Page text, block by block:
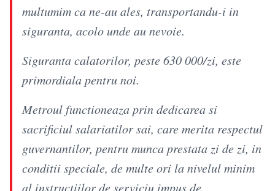
multumim ca ne-au ales, transportandu-i in
siguranta, acolo unde au nevoie.
Siguranta calatorilor, peste 630 000/zi, este
primordiala pentru noi.
Metroul functioneaza prin dedicarea si
sacrificiul salariatilor sai, care merita respectul
guvernantilor, pentru munca prestata zi de zi, in
conditii speciale, de multe ori la nivelul minim
al instructiilor de serviciu impus de